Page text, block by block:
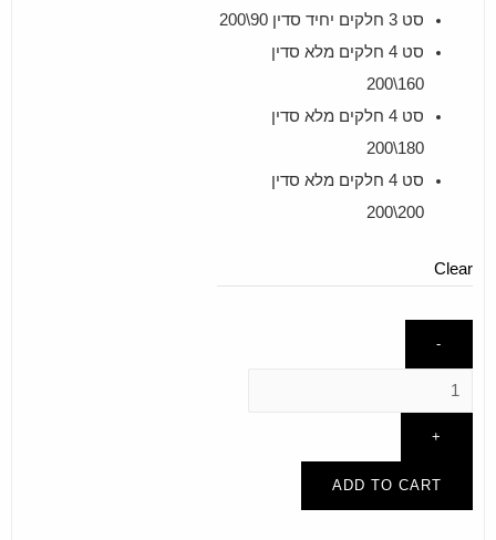
סט 3 חלקים יחיד סדין 90\200
סט 4 חלקים מלא סדין
160\200
סט 4 חלקים מלא סדין
180\200
סט 4 חלקים מלא סדין
200\200
Clear
-
+
ADD TO CART